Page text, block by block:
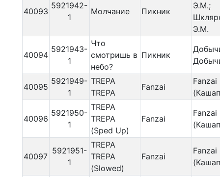
40093
5921942-
1
Молчание Пикник
Э.М.;
Э.М.
40094
5921943-
1
Что
смотришь в
небо?
Пикник
40095
5921949-
1
TREPA
TREPA
Fanzai
Fanzai
40096
5921950-
1
TREPA
TREPA
(Sped Up)
Fanzai
Fanzai
40097
5921951-
1
TREPA
TREPA
(Slowed)
Fanzai
Fanzai